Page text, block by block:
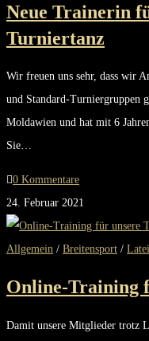
Neue Trainerin
Turniertanz
Wir freuen uns sehr, dass wir
und Standard-Turniergruppen
Moldawien und hat mit 6
Sie…
0 Kommentare
24. Februar 2021
Allgemein / Breitensport /
Online-Training
Damit unsere Mitglieder trotz